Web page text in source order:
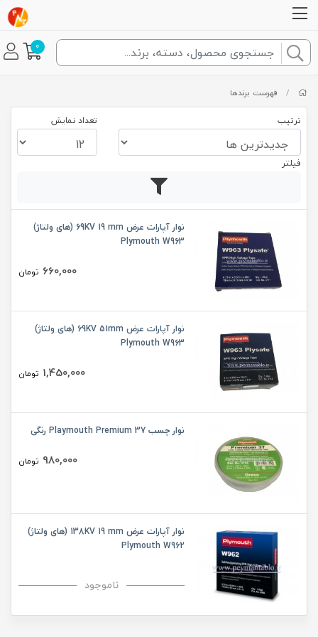
0
/ فهرست برندها
ترتیب تعداد نمایش
فیلتر
نوار آپارات عرض 69KV 19 mm (های ولتاژ)
Plymouth W963
660,000 تومان
نوار آپارات عرض 69KV 51mm (های ولتاژ)
Plymouth W963
1,450,000 تومان
نوار چسب 37 Playmouth Premium رنگی
980,000 تومان
نوار آپارات عرض 138KV 19 mm (های ولتاژ)
Plymouth W962
ناموجود